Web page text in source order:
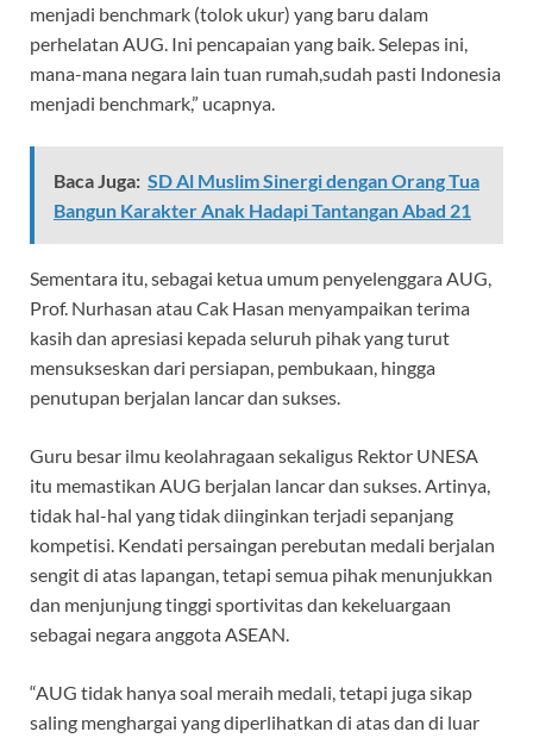
menjadi benchmark (tolok ukur) yang baru dalam
perhelatan AUG. Ini pencapaian yang baik. Selepas ini,
mana-mana negara lain tuan rumah,sudah pasti Indonesia
menjadi benchmark,” ucapnya.
Baca Juga: SD Al Muslim Sinergi dengan Orang Tua
Bangun Karakter Anak Hadapi Tantangan Abad 21
Sementara itu, sebagai ketua umum penyelenggara AUG,
Prof. Nurhasan atau Cak Hasan menyampaikan terima
kasih dan apresiasi kepada seluruh pihak yang turut
mensukseskan dari persiapan, pembukaan, hingga
penutupan berjalan lancar dan sukses.
Guru besar ilmu keolahragaan sekaligus Rektor UNESA
itu memastikan AUG berjalan lancar dan sukses. Artinya,
tidak hal-hal yang tidak diinginkan terjadi sepanjang
kompetisi. Kendati persaingan perebutan medali berjalan
sengit di atas lapangan, tetapi semua pihak menunjukkan
dan menjunjung tinggi sportivitas dan kekeluargaan
sebagai negara anggota ASEAN.
“AUG tidak hanya soal meraih medali, tetapi juga sikap
saling menghargai yang diperlihatkan di atas dan di luar